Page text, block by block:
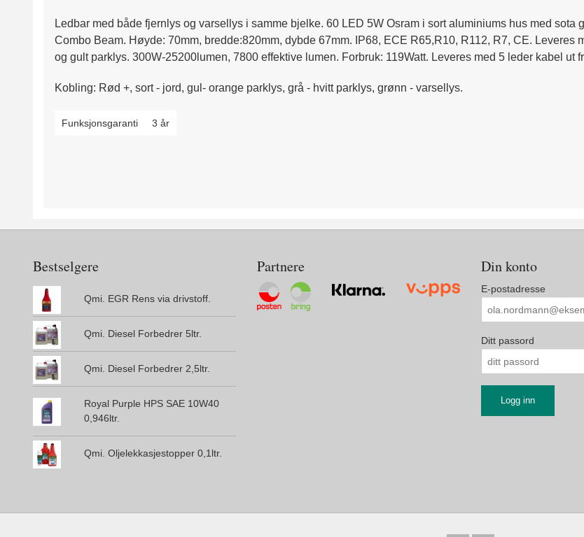
Ledbar med både fjernlys og varsellys i samme bjelke. 60 LED 5W Osram i sort aluminiums hus med sota
Combo Beam. Høyde: 70mm, bredde:820mm, dybde 67mm. IP68, ECE R65,R10, R112, R7, CE. Leveres
og gult parklys. 300W-25200lumen, 7800 effektive lumen. Forbruk: 119Watt. Leveres med 5 leder kabel ut
Kobling: Rød +, sort - jord, gul- orange parklys, grå - hvitt parklys, grønn - varsellys.
Funksjonsgaranti 3 år
Bestselgere
Qmi. EGR Rens via drivstoff.
Qmi. Diesel Forbedrer 5ltr.
Qmi. Diesel Forbedrer 2,5ltr.
Royal Purple HPS SAE 10W40
0,946ltr.
Qmi. Oljelekkasjestopper 0,1ltr.
Partnere Din konto
E-postadresse
Ditt passord